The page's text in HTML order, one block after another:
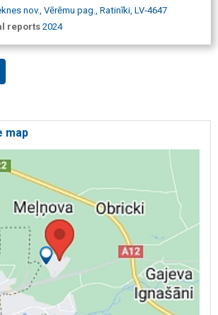
nov., Vērēmu pag., Ratinīki, LV-4647
reports 2024
map